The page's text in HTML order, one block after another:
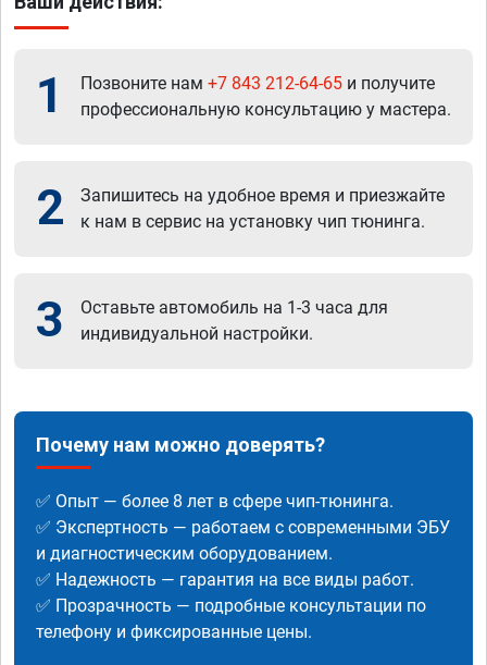
1 Позвоните нам +7 843 212-64-65 и получите
профессиональную консультацию у мастера.
2
Запишитесь на удобное время и приезжайте
к нам в сервис на установку чип тюнинга.
3
Оставьте автомобиль на 1-3 часа для
индивидуальной настройки.
Почему нам можно доверять?
✅ Опыт — более 8 лет в сфере чип-тюнинга.
✅ Экспертность — работаем с современными ЭБУ
и диагностическим оборудованием.
✅ Надежность — гарантия на все виды работ.
✅ Прозрачность — подробные консультации по
телефону и фиксированные цены.